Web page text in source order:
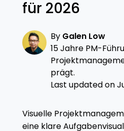
für 2026
By Galen Low
15 Jahre PM-
prägt.
Last updated on
Visuelle
eine klare